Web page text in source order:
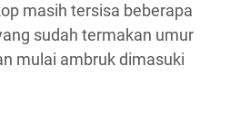
masih tersisa beberapa
sudah termakan umur
mulai ambruk dimasuki